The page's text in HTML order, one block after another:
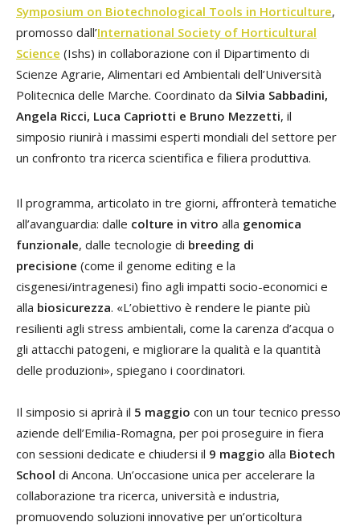
Symposium on Biotechnological Tools in Horticulture,
promosso dall’International Society of Horticultural
Science (Ishs) in collaborazione con il Dipartimento di
Scienze Agrarie, Alimentari ed Ambientali dell’Università
Politecnica delle Marche. Coordinato da Silvia Sabbadini,
Angela Ricci, Luca Capriotti e Bruno Mezzetti, il
simposio riunirà i massimi esperti mondiali del settore per
un confronto tra ricerca scientifica e filiera produttiva.
Il programma, articolato in tre giorni, affronterà tematiche
all’avanguardia: dalle colture in vitro alla genomica
funzionale, dalle tecnologie di breeding di
precisione (come il genome editing e la
cisgenesi/intragenesi) fino agli impatti socio-economici e
alla biosicurezza. «L’obiettivo è rendere le piante più
resilienti agli stress ambientali, come la carenza d’acqua o
gli attacchi patogeni, e migliorare la qualità e la quantità
delle produzioni», spiegano i coordinatori.
Il simposio si aprirà il 5 maggio con un tour tecnico presso
aziende dell’Emilia-Romagna, per poi proseguire in fiera
con sessioni dedicate e chiudersi il 9 maggio alla Biotech
School di Ancona. Un’occasione unica per accelerare la
collaborazione tra ricerca, università e industria,
promuovendo soluzioni innovative per un’orticoltura